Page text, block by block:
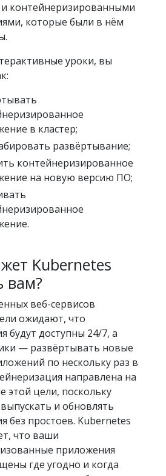
и контейнеризированными
которые были в нём
уроки, вы
в кластер;
развёртывание;
контейнеризированное
на новую версию ПО;
Kubernetes
вам?
веб-сервисов
ожидают, что
будут доступны 24/7, а
— развёртывать новые
по нескольку раз в
направлена на
этой цели, поскольку
и обновлять
без простоев. Kubernetes
что ваши
приложения
где угодно и когда